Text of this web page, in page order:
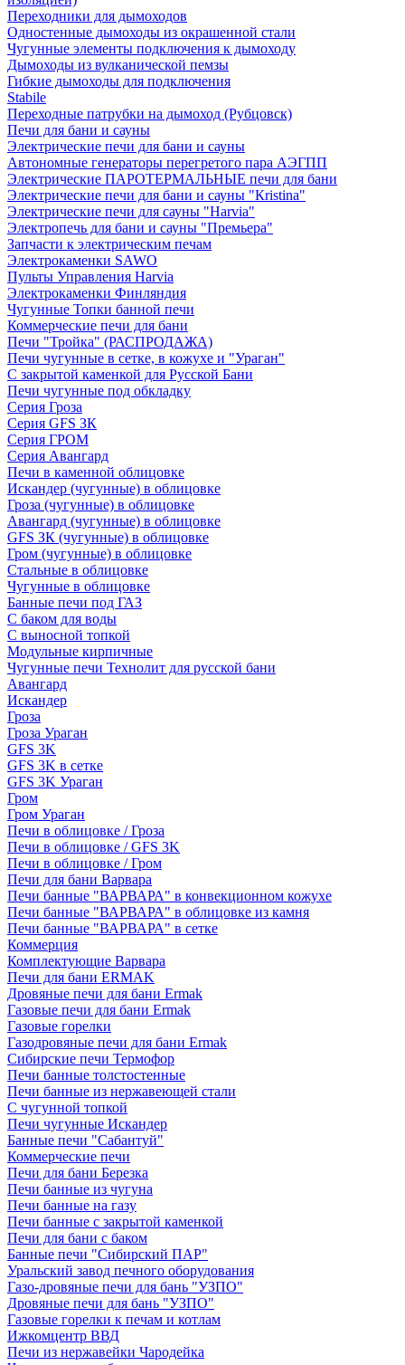
Переходники для дымоходов
Одностенные дымоходы из окрашенной стали
Чугунные элементы подключения к дымоходу
Дымоходы из вулканической пемзы
Гибкие дымоходы для подключения
Stabile
Переходные патрубки на дымоход (Рубцовск)
Печи для бани и сауны
Электрические печи для бани и сауны
Автономные генераторы перегретого пара АЭГПП
Электрические ПАРОТЕРМАЛЬНЫЕ печи для бани
Электрические печи для бани и сауны "Кristina"
Электрические печи для сауны "Harvia"
Электропечь для бани и сауны "Премьера"
Запчасти к электрическим печам
Электрокаменки SAWO
Пульты Управления Harvia
Электрокаменки Финляндия
Чугунные Топки банной печи
Коммерческие печи для бани
Печи "Тройка" (РАСПРОДАЖА)
Печи чугунные в сетке, в кожухе и "Ураган"
С закрытой каменкой для Русской Бани
Печи чугунные под обкладку
Серия Гроза
Серия GFS ЗК
Серия ГРОМ
Серия Авангард
Печи в каменной облицовке
Искандер (чугунные) в облицовке
Гроза (чугунные) в облицовке
Авангард (чугунные) в облицовке
GFS ЗК (чугунные) в облицовке
Гром (чугунные) в облицовке
Стальные в облицовке
Чугунные в облицовке
Банные печи под ГАЗ
С баком для воды
С выносной топкой
Модульные кирпичные
Чугунные печи Технолит для русской бани
Авангард
Искандер
Гроза
Гроза Ураган
GFS 3K
GFS 3K в сетке
GFS 3K Ураган
Гром
Гром Ураган
Печи в облицовке / Гроза
Печи в облицовке / GFS 3K
Печи в облицовке / Гром
Печи для бани Варвара
Печи банные "ВАРВАРА" в конвекционном кожухе
Печи банные "ВАРВАРА" в облицовке из камня
Печи банные "ВАРВАРА" в сетке
Коммерция
Комплектующие Варвара
Печи для бани ERMAK
Дровяные печи для бани Ermak
Газовые печи для бани Ermak
Газовые горелки
Газодровяные печи для бани Ermak
Сибирские печи Термофор
Печи банные толстостенные
Печи банные из нержавеющей стали
С чугунной топкой
Печи чугунные Искандер
Банные печи "Сабантуй"
Коммерческие печи
Печи для бани Березка
Печи банные из чугуна
Печи банные на газу
Печи банные с закрытой каменкой
Печи для бани с баком
Банные печи "Сибирский ПАР"
Уральский завод печного оборудования
Газо-дровяные печи для бань "УЗПО"
Дровяные печи для бань "УЗПО"
Газовые горелки к печам и котлам
Ижкомцентр ВВД
Печи из нержавейки Чародейка